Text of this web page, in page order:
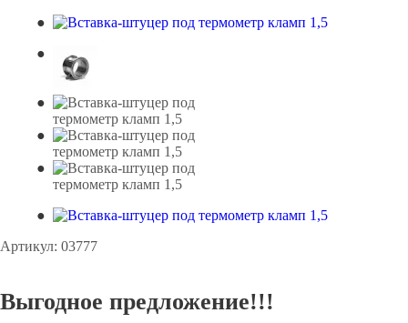
Артикул: 03777
Выгодное предложение!!!